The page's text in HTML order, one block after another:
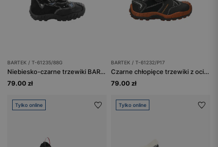
BARTEK / T-61235/88G
Niebiesko-czarne trzewiki BARTEK z membraną Sympatex
79.00 zł
BARTEK / T-61232/P17
Czarne chłopięce trzewiki z ociepleniem BARTEK T-61232/P17
79.00 zł
Tylko online Tylko online